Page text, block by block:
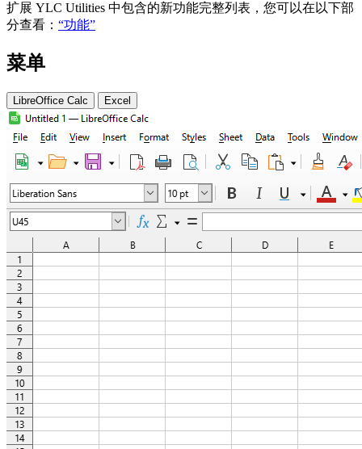
扩展 YLC Utilities 中包含的新功能完整列表，您可以在以下部
分查看： “功能”
菜单
LibreOffice Calc Excel